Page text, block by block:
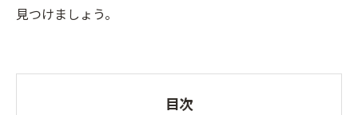
見つけましょう。
目次